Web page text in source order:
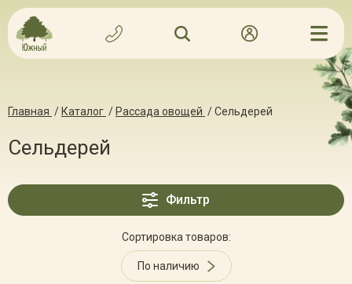
Главная / Каталог / Рассада овощей /Сельдерей
Сельдерей
Фильтр
Сортировка товаров:
По наличию